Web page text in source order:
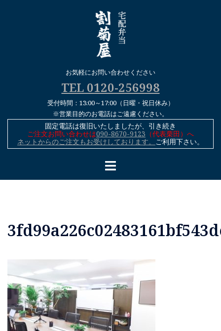
お気軽にお問い合わせください
TEL 0120-256998
受付時間：13:00～17:00（日曜・祝日休み）
※営業目的のお電話はご遠慮ください。
固定電話は復旧いたしましたが、引き続き
ご注文お問い合わせは090-8670-9123 （代表栗田）へ
ネットからのご注文もお受けしております。 ご利用下さい。